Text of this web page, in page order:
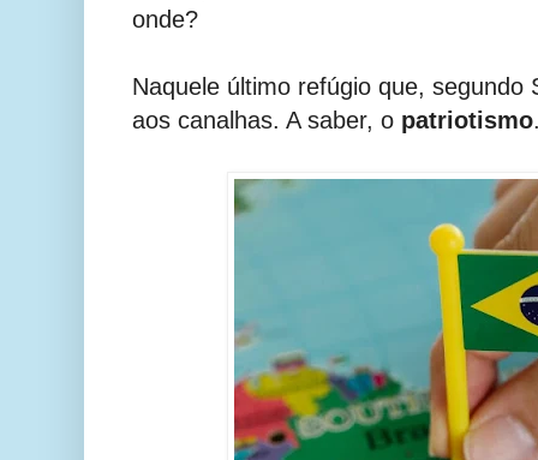
onde?
Naquele último refúgio que, segundo
aos canalhas. A saber, o patriotismo